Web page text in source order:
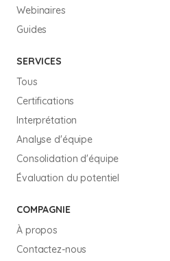
Webinaires
Guides
SERVICES
Tous
Certifications
Interprétation
Analyse d'équipe
Consolidation d'équipe
Évaluation du potentiel
COMPAGNIE
À propos
Contactez-nous